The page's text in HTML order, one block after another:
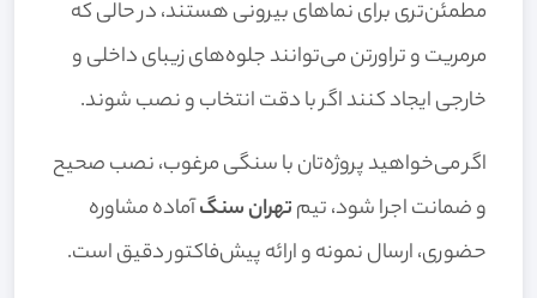
مطمئن‌تری برای نماهای بیرونی هستند، در حالی که
مرمریت و تراورتن می‌توانند جلوه‌های زیبای داخلی و
خارجی ایجاد کنند اگر با دقت انتخاب و نصب شوند.
اگر می‌خواهید پروژه‌تان با سنگی مرغوب، نصب صحیح
و ضمانت اجرا شود، تیمتهران سنگآماده مشاوره
حضوری، ارسال نمونه و ارائه پیش‌فاکتور دقیق است.